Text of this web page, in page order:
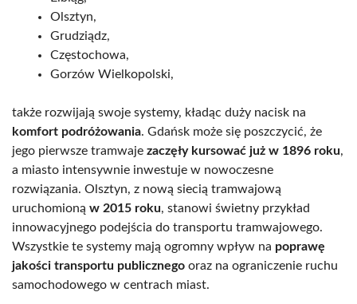
Olsztyn,
Grudziądz,
Częstochowa,
Gorzów Wielkopolski,
także rozwijają swoje systemy, kładąc duży nacisk na
komfort podróżowania. Gdańsk może się poszczycić, że
jego pierwsze tramwaje zaczęły kursować już w 1896 roku,
a miasto intensywnie inwestuje w nowoczesne
rozwiązania. Olsztyn, z nową siecią tramwajową
uruchomioną w 2015 roku, stanowi świetny przykład
innowacyjnego podejścia do transportu tramwajowego.
Wszystkie te systemy mają ogromny wpływ na poprawę
jakości transportu publicznego oraz na ograniczenie ruchu
samochodowego w centrach miast.